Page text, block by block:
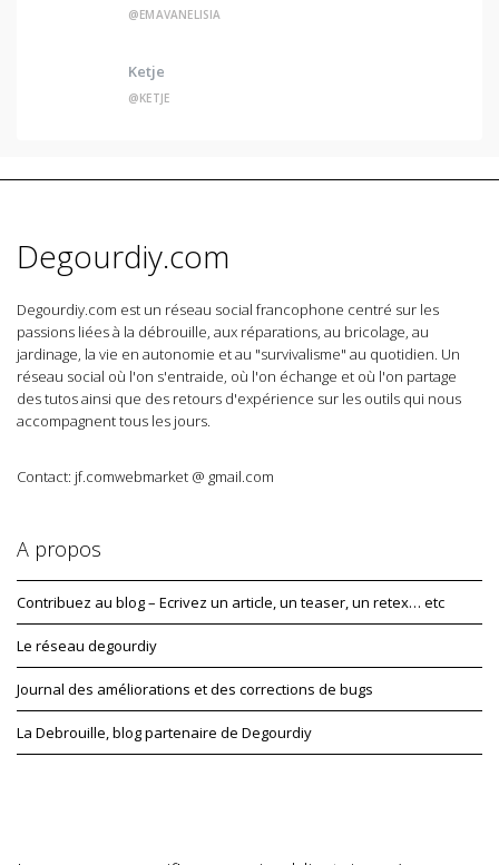
@EMAVANELISIA
Ketje
@KETJE
Degourdiy.com
Degourdiy.com est un réseau social francophone centré sur les
passions liées à la débrouille, aux réparations, au bricolage, au
jardinage, la vie en autonomie et au "survivalisme" au quotidien. Un
réseau social où l'on s'entraide, où l'on échange et où l'on partage
des tutos ainsi que des retours d'expérience sur les outils qui nous
accompagnent tous les jours.
Contact: jf.comwebmarket @ gmail.com
A propos
Contribuez au blog – Ecrivez un article, un teaser, un retex… etc
Le réseau degourdiy
Journal des améliorations et des corrections de bugs
La Debrouille, blog partenaire de Degourdiy